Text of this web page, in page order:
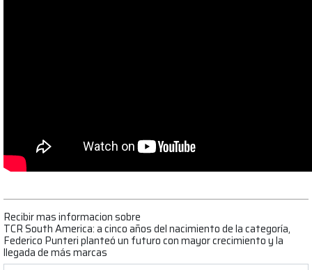
Recibir mas informacion sobre
TCR South America: a cinco años del nacimiento de la categoría,
Federico Punteri planteó un futuro con mayor crecimiento y la
llegada de más marcas